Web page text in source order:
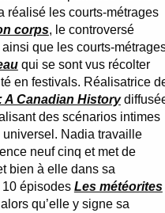
réalisé les courts-métrages
corps, le controversé
ainsi que les courts-
qui se sont vus récolter
en festivals. Réalisatrice
A Canadian History
des scénarios intimes
Nadia travaille
neuf cinq et met de
bien à elle dans sa
épisodes Les météorites
qu’elle y signe sa